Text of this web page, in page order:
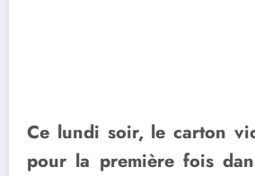
Ce lundi soir, le carton
pour la première fois